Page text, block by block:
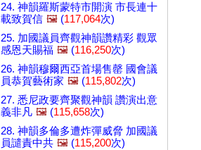
24. 神韻羅斯蒙特市開演 市長連十
載致賀信 🖼️ (117,064次)
25. 加國議員齊觀神韻讚精彩 觀眾
感恩天賜福 🖼️ (116,250次)
26. 神韻穆爾西亞首場售罄 國會議
員恭賀藝術家 🖼️ (115,802次)
27. 悉尼政要齊聚觀神韻 讚演出意
義非凡 🖼️ (115,658次)
28. 神韻多倫多遭炸彈威脅 加國議
員譴責中共 🖼️ (115,200次)